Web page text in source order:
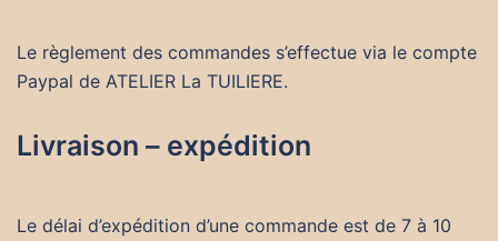
Le règlement des commandes s’effectue via le compte
Paypal de ATELIER La TUILIERE.
Livraison – expédition
Le délai d’expédition d’une commande est de 7 à 10